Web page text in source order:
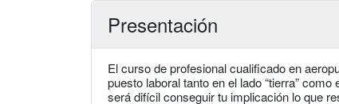
Presentación
El curso de profesional cualificado en
puesto laboral tanto en el lado “tierra”
será difícil conseguir tu implicación lo que